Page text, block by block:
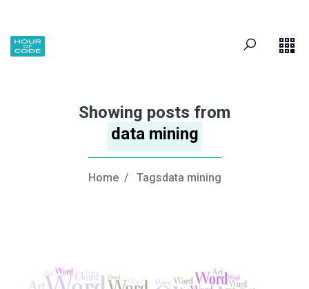
Showing posts from
data mining
Home / Tagsdata mining